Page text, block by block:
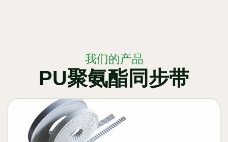
我们的产品
PU聚氨酯同步带